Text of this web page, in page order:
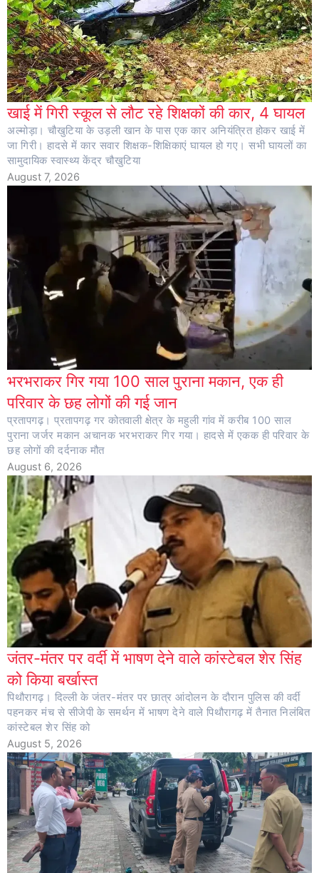
खाई में गिरी स्कूल से लौट रहे शिक्षकों की कार, 4 घायल
अल्मोड़ा। चौखुटिया के उड़ली खान के पास एक कार अनियंत्रित होकर खाई में
जा गिरी। हादसे में कार सवार शिक्षक-शिक्षिकाएं घायल हो गए। सभी घायलों का
सामुदायिक स्वास्थ्य केंद्र चौखुटिया
August 7, 2026
भरभराकर गिर गया 100 साल पुराना मकान, एक ही
परिवार के छह लोगों की गई जान
प्रतापगढ़। प्रतापगढ़ गर कोतवाली क्षेत्र के महुली गांव में करीब 100 साल
पुराना जर्जर मकान अचानक भरभराकर गिर गया। हादसे में एकक ही परिवार के
छह लोगों की दर्दनाक मौत
August 6, 2026
जंतर-मंतर पर वर्दी में भाषण देने वाले कांस्टेबल शेर सिंह
को किया बर्खास्त
पिथौरागढ़। दिल्ली के जंतर-मंतर पर छात्र आंदोलन के दौरान पुलिस की वर्दी
पहनकर मंच से सीजेपी के समर्थन में भाषण देने वाले पिथौरागढ़ में तैनात निलंबित
कांस्टेबल शेर सिंह को
August 5, 2026